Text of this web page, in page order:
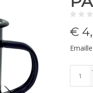
€